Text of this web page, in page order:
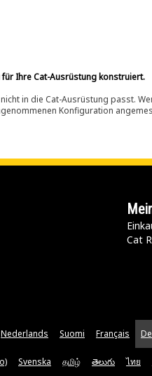
Ihre Cat-Ausrüstung konstruiert.
in die Cat-Ausrüstung passt.
Konfiguration
Cat
Nederlands Suomi Français
Svenska தமிழ் తెలుగు ไทย